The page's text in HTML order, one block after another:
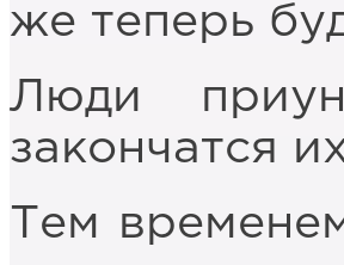
же теперь
Люди
закончатся
Тем